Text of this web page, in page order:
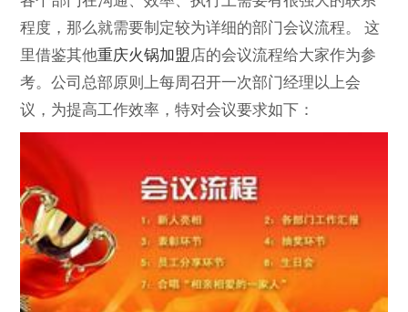
程度，那么就需要制定较为详细的部门会议流程。 这
里借鉴其他重庆火锅加盟 店的会议流程给大家作为参
考。公司总部原则上每周召开一次部门经理以上会
议，为提高工作效率，特对会议要求如下：